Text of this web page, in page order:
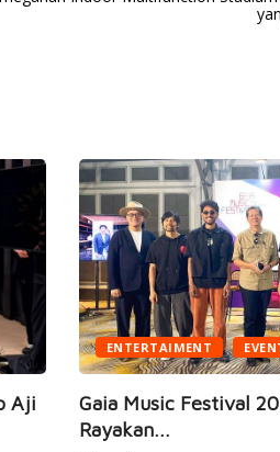
Aji
ENTERTAIMENT
Gaia Music Festival
Rayakan...